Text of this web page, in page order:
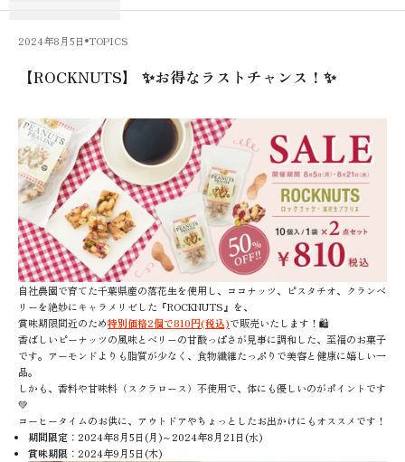
2024年8月5日 TOPICS
【ROCKNUTS】 ✨お得なラストチャンス！✨
自社農園で育てた千葉県産の落花生を使用し、ココナッツ、ピスタチオ、クランベ
リーを絶妙にキャラメリゼした『ROCKNUTS』を、
賞味期限間近のため特別価格2個で810円(税込)で販売いたします！🛍️
香ばしいピーナッツの風味とベリーの甘酸っぱさが見事に調和した、至福のお菓子
です。アーモンドよりも脂質が少なく、食物繊維たっぷりで美容と健康に嬉しい一
品。
しかも、香料や甘味料（スクラロース）不使用で、体にも優しいのがポイントです
💚
コーヒータイムのお供に、アウトドアやちょっとしたお出かけにもオススメです！
期間限定 ：2024年8月5日(月)～2024年8月21日(水)
賞味期限 ：2024年9月5日(木)